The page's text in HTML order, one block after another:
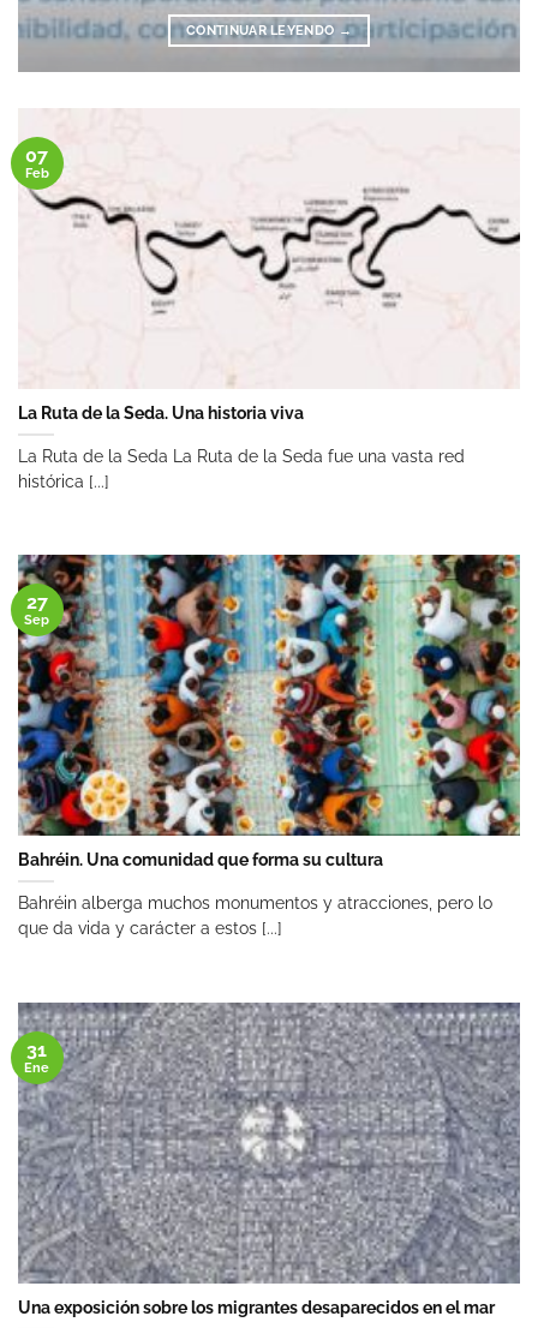
CONTINUAR LEYENDO →
La Ruta de la Seda. Una historia viva
La Ruta de la Seda La Ruta de la Seda fue una vasta red
histórica [...]
07
Feb
Bahréin. Una comunidad que forma su cultura
Bahréin alberga muchos monumentos y atracciones, pero lo
que da vida y carácter a estos [...]
27
Sep
Una exposición sobre los migrantes desaparecidos en el mar
31
Ene